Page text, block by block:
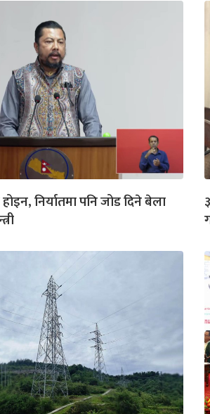
होइन, निर्यातमा पनि जोड दिने बेला